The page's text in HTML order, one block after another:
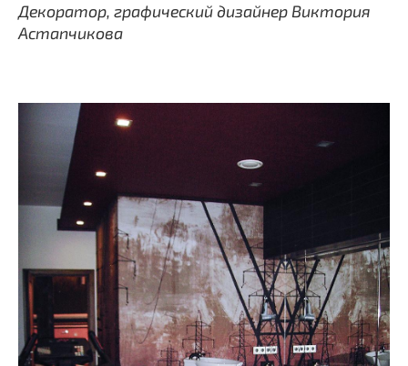
Декоратор, графический дизайнер Виктория
Астапчикова